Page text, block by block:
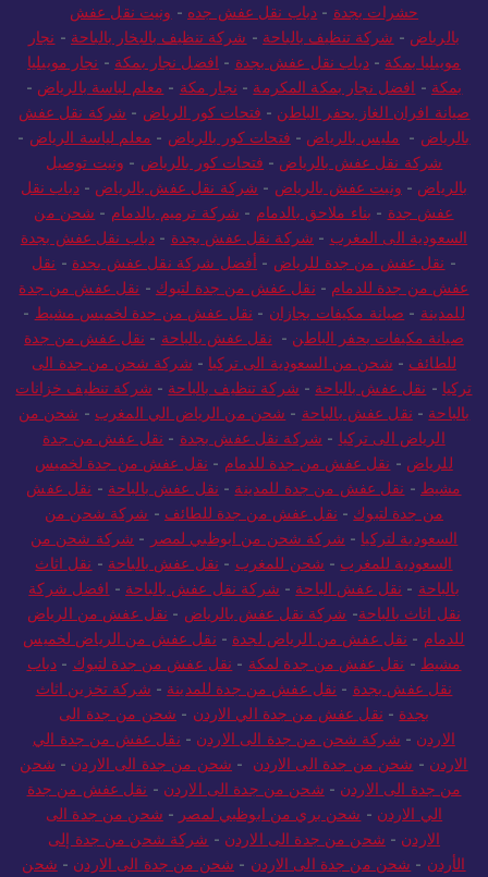
حشرات بجدة - دباب نقل عفش جده - ونيت نقل عفش
بالرياض - شركة تنظيف بالباحة - شركة تنظيف بالبخار بالباحة - نجار
موبيليا بمكة -دباب نقل عفش بجدة - افضل نجار بمكة - نجار موبيليا
بمكة - افضل نجار بمكة المكرمة - نجار مكة - معلم لياسة بالرياض -
صيانة افران الغاز بحفر الباطن - فتحات كور الرياض - شركة نقل عفش
بالرياض - مليس بالرياض - فتحات كور بالرياض - معلم لياسة الرياض -
شركة نقل عفش بالرياض - فتحات كور بالرياض - ونيت توصيل
بالرياض - ونيت عفش بالرياض - شركة نقل عفش بالرياض -دباب نقل
عفش جدة - بناء ملاحق بالدمام - شركة ترميم بالدمام - شحن من
السعودية الى المغرب - شركة نقل عفش بجدة - دباب نقل عفش بجدة
- نقل عفش من جدة للرياض - أفضل شركة نقل عفش بجدة - نقل
عفش من جدة للدمام - نقل عفش من جدة لتبوك - نقل عفش من جدة
للمدينة - صيانة مكيفات بجازان - نقل عفش من جدة لخميس مشيط -
صيانة مكيفات بحفر الباطن - نقل عفش بالباحة - نقل عفش من جدة
للطائف - شحن من السعودية الى تركيا - شركة شحن من جدة الى
تركيا - نقل عفش بالباحة - شركة تنظيف بالباحة - شركة تنظيف خزانات
بالباحة - نقل عفش بالباحة - شحن من الرياض الي المغرب - شحن من
الرياض الى تركيا - شركة نقل عفش بجدة - نقل عفش من جدة
للرياض - نقل عفش من جدة للدمام - نقل عفش من جدة لخميس
مشيط - نقل عفش من جدة للمدينة - نقل عفش بالباحة - نقل عفش
من جدة لتبوك - نقل عفش من جدة للطائف - شركة شحن من
السعودية لتركيا - شركة شحن من ابوظبي لمصر - شركة شحن من
السعودية للمغرب - شحن للمغرب - نقل عفش بالباحة - نقل اثاث
بالباحة - نقل عفش الباحة - شركة نقل عفش بالباحة - افضل شركة
نقل اثاث بالباحة- شركة نقل عفش بالرياض - نقل عفش من الرياض
للدمام - نقل عفش من الرياض لجدة - نقل عفش من الرياض لخميس
مشيط - نقل عفش من جدة لمكة - نقل عفش من جدة لتبوك - دباب
نقل عفش بجدة - نقل عفش من جدة للمدينة - شركة تخزين اثاث
بجدة - نقل عفش من جدة الي الاردن - شحن من جدة الى
الاردن - شركة شحن من جدة الى الاردن - نقل عفش من جدة الي
الاردن - شحن من جدة الى الاردن - شحن من جدة الى الاردن - شحن
من جدة الى الاردن - شحن من جدة الى الاردن - نقل عفش من جدة
الي الاردن - شحن بري من ابوظبي لمصر - شحن من جدة الى
الاردن - شحن من جدة الى الاردن - شركة شحن من جدة إلى
الأردن - شحن من جدة الى الاردن - شحن من جدة الى الاردن - شحن